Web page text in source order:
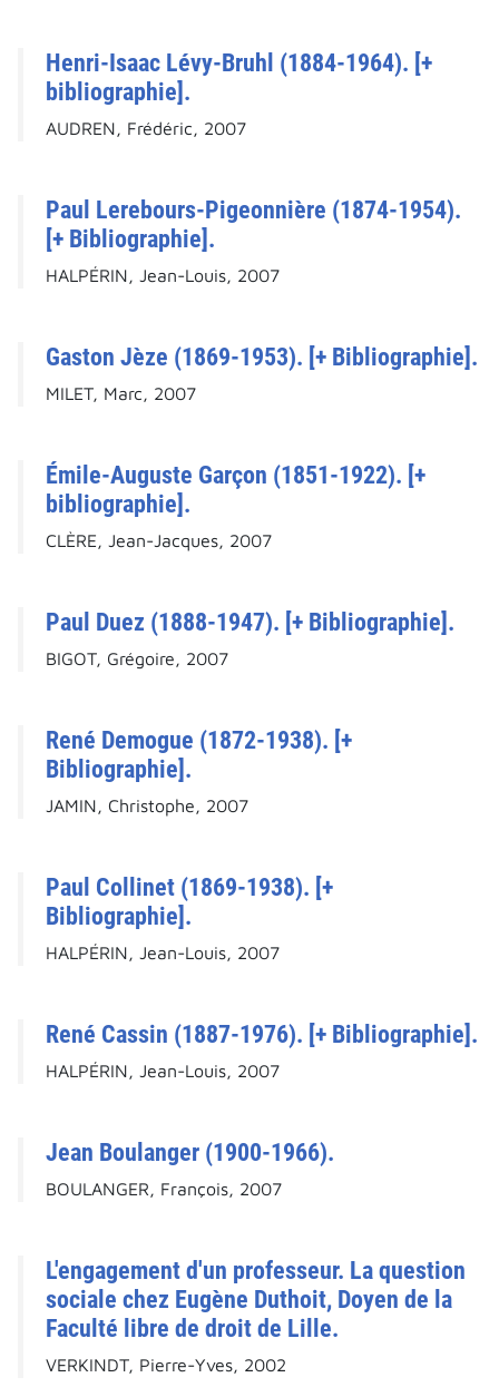
Henri-Isaac Lévy-Bruhl (1884-1964). [+
bibliographie].
AUDREN, Frédéric, 2007
Paul Lerebours-Pigeonnière (1874-1954).
[+ Bibliographie].
HALPÉRIN, Jean-Louis, 2007
Gaston Jèze (1869-1953). [+ Bibliographie].
MILET, Marc, 2007
Émile-Auguste Garçon (1851-1922). [+
bibliographie].
CLÈRE, Jean-Jacques, 2007
Paul Duez (1888-1947). [+ Bibliographie].
BIGOT, Grégoire, 2007
René Demogue (1872-1938). [+
Bibliographie].
JAMIN, Christophe, 2007
Paul Collinet (1869-1938). [+
Bibliographie].
HALPÉRIN, Jean-Louis, 2007
René Cassin (1887-1976). [+ Bibliographie].
HALPÉRIN, Jean-Louis, 2007
Jean Boulanger (1900-1966).
BOULANGER, François, 2007
L'engagement d'un professeur. La question
sociale chez Eugène Duthoit, Doyen de la
Faculté libre de droit de Lille.
VERKINDT, Pierre-Yves, 2002